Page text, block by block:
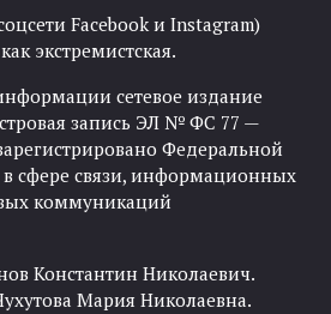
Facebook и Instagram)
экстремистская.
сетевое издание
запись ЭЛ № ФС 77 —
Федеральной
сфере связи, информационных
коммуникаций
Константин Николаевич.
Мария Николаевна.